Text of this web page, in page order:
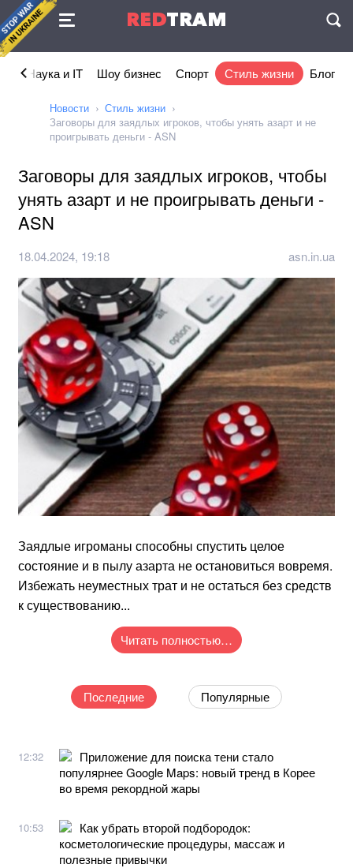
REDTRAM
Соглашение
Наука и IT Шоу бизнес Спорт Стиль жизни Блог
Новости
Стиль жизни
Заговоры для заядлых игроков, чтобы унять азарт и не
проигрывать деньги - ASN
Заговоры для заядлых игроков, чтобы
унять азарт и не проигрывать деньги -
ASN
18.04.2024, 19:18 asn.in.ua
Заядлые игроманы способны спустить целое
состояние и в пылу азарта не остановиться вовремя.
Избежать неуместных трат и не остаться без средств
к существованию...
Читать полностью…
Последние Популярные
12:32
Приложение для поиска тени стало
популярнее Google Maps: новый тренд в Корее
во время рекордной жары
10:53
Как убрать второй подбородок:
косметологические процедуры, массаж и
полезные привычки